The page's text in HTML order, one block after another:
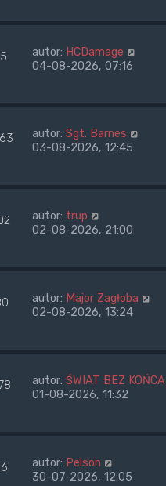
autor: HCDamage
04-08-2026, 07:16
autor: Sgt. Barnes
03-08-2026, 12:45
autor: trup
02-08-2026, 21:00
autor: Major Zagłoba
02-08-2026, 13:24
autor: ŚWIAT BEZ KOŃCA
01-08-2026, 11:32
autor: Pelson
30-07-2026, 12:05